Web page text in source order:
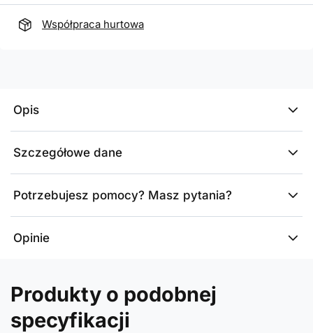
Współpraca hurtowa
Opis
Szczegółowe dane
Potrzebujesz pomocy? Masz pytania?
Opinie
Produkty o podobnej
specyfikacji